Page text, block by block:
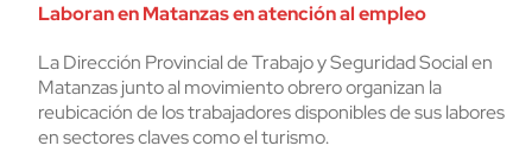
Laboran en Matanzas en atención al empleo
La Dirección Provincial de Trabajo y Seguridad Social en
Matanzas junto al movimiento obrero organizan la
reubicación de los trabajadores disponibles de sus labores
en sectores claves como el turismo.